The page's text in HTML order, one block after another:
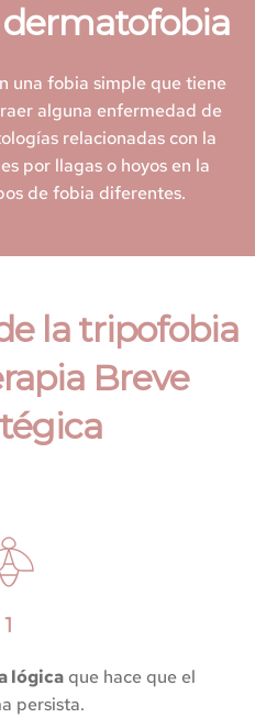
una fobia simple que tiene
alguna enfermedad de
relacionadas con la
por llagas o hoyos en la
de fobia diferentes.
la tripofobia
Breve
1
lógica que hace que el
persista.